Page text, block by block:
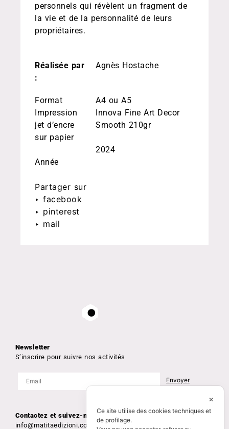
personnels qui révèlent un fragment de
la vie et de la personnalité de leurs
propriétaires.
Réalisée par
:
Agnès Hostache
Format
Impression
jet d’encre
sur papier
Année
A4 ou A5
Innova Fine Art Decor
Smooth 210gr
2024
Partager sur
‣ facebook
‣ pinterest
‣ mail
Newsletter
S’inscrire pour suivre nos activités
Contactez et suivez-nous
info@matitaedizioni.com
✕
Ce site utilise des cookies techniques et
de profilage.